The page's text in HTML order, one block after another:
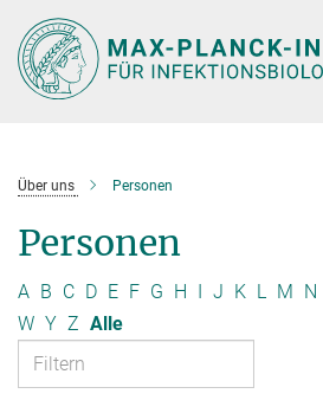
Hauptinhalt
Über uns Personen
Personen
A B C D E F G H I J K L M N
W Y Z Alle